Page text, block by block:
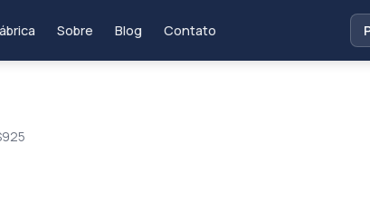
Sobre Blog Contato